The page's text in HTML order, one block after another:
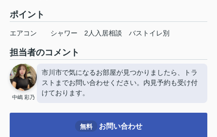
ポイント
エアコン シャワー 2人入居相談 バストイレ別
担当者のコメント
中嶋 彩乃
市川市で気になるお部屋が見つかりましたら、トラ
ストまでお問い合わせください。内見予約も受け付
けております。
無料 お問い合わせ